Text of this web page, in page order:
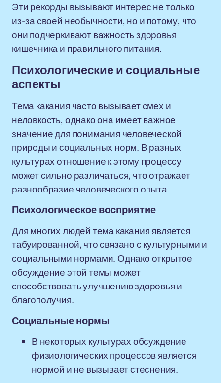
Эти рекорды вызывают интерес не только
из-за своей необычности, но и потому, что
они подчеркивают важность здоровья
кишечника и правильного питания.
Психологические и социальные
аспекты
Тема какания часто вызывает смех и
неловкость, однако она имеет важное
значение для понимания человеческой
природы и социальных норм. В разных
культурах отношение к этому процессу
может сильно различаться, что отражает
разнообразие человеческого опыта.
Психологическое восприятие
Для многих людей тема какания является
табуированной, что связано с культурными и
социальными нормами. Однако открытое
обсуждение этой темы может
способствовать улучшению здоровья и
благополучия.
Социальные нормы
В некоторых культурах обсуждение
физиологических процессов является
нормой и не вызывает стеснения.